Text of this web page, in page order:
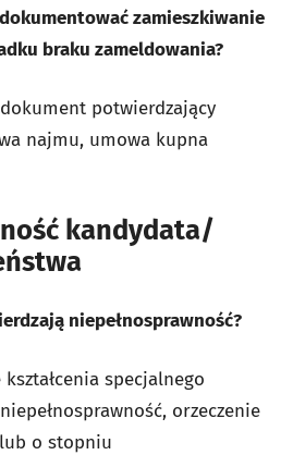
zamieszkiwanie
braku zameldowania?
potwierdzający
najmu, umowa kupna
kandydata/
niepełnosprawność?
specjalnego
orzeczenie
o stopniu